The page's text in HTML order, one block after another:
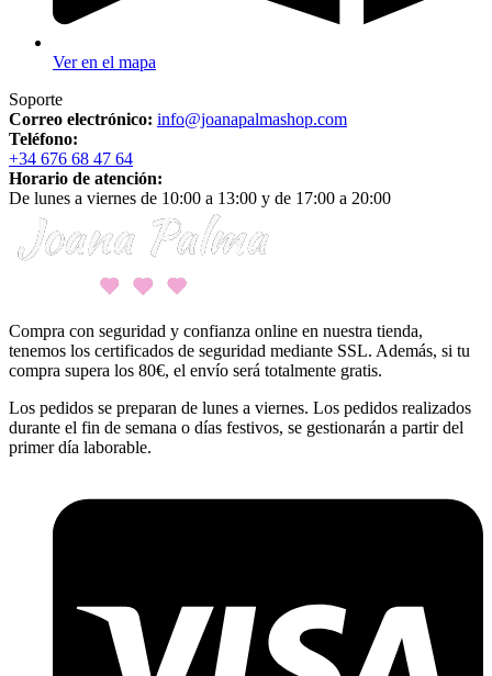
Ver en el mapa
Soporte
Correo electrónico: info@joanapalmashop.com
Teléfono:
+34 676 68 47 64
Horario de atención:
De lunes a viernes de 10:00 a 13:00 y de 17:00 a 20:00
Compra con seguridad y confianza online en nuestra tienda,
tenemos los certificados de seguridad mediante SSL. Además, si tu
compra supera los 80€, el envío será totalmente gratis.
Los pedidos se preparan de lunes a viernes. Los pedidos realizados
durante el fin de semana o días festivos, se gestionarán a partir del
primer día laborable.